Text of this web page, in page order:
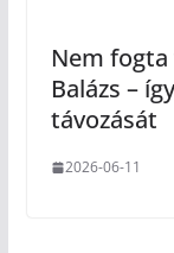
Nem fogta
Balázs –
távozását
2026-06-11